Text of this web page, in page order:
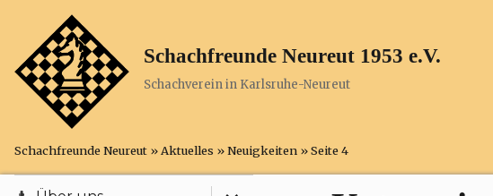
Schachfreunde Neureut 1953 e.V.
Schachverein in Karlsruhe-Neureut
Schachfreunde Neureut » Aktuelles »Neuigkeiten »Seite 4
expand child menu